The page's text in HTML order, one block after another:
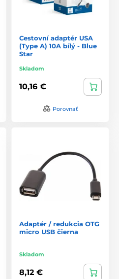
Cestovní adaptér USA
(Type A) 10A bílý - Blue
Star
Skladom
10,16 €
Porovnať
Adaptér / redukcia OTG
micro USB čierna
Skladom
8,12 €